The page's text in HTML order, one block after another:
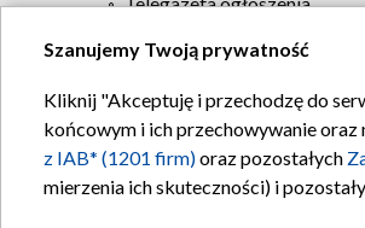
Szanujemy Twoją prywatność
Kliknij "Akceptuję i przechodzę do
końcowym i ich przechowywanie oraz
z IAB* (1201 firm)oraz pozostałych
mierzenia ich skuteczności) i